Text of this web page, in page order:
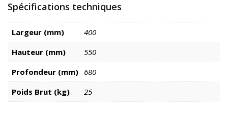
Spécifications techniques
Largeur (mm)
400
Hauteur (mm)
550
Profondeur (mm) 680
Poids Brut (kg)
25